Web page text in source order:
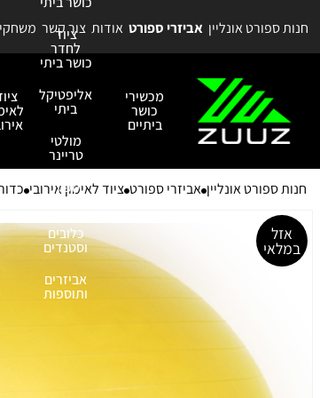
חנות ספורט אונליין אביזרי ספורט אודות צור קשר
מכשירי
כושר
ביתיים
ציוד
לחדר
כושר ביתי
אליפטיקל
ביתי
מולטי
טריינר
ספות
כושר
כלובים
וסטנדים
אביזרים
ותוספות
חנות ספורט אונליין אביזרי ספורט ציוד לאימון אירובי
אזל
במלאי